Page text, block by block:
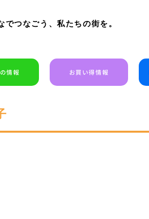
つなごう、私たちの街を。
情報 お買い得情報